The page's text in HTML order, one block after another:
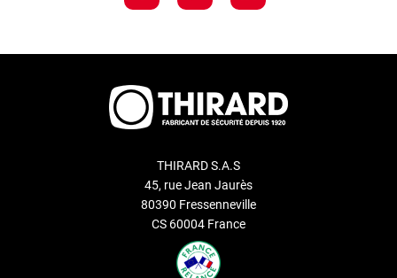
THIRARD S.A.S
45, rue Jean Jaurès
80390 Fressenneville
CS 60004 France